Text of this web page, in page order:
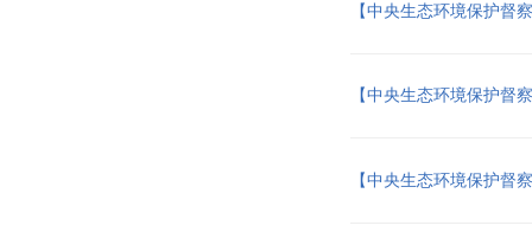
【中央生态环境保护督
【中央生态环境保护督
【中央生态环境保护督